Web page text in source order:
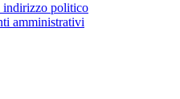
indirizzo politico
amministrativi